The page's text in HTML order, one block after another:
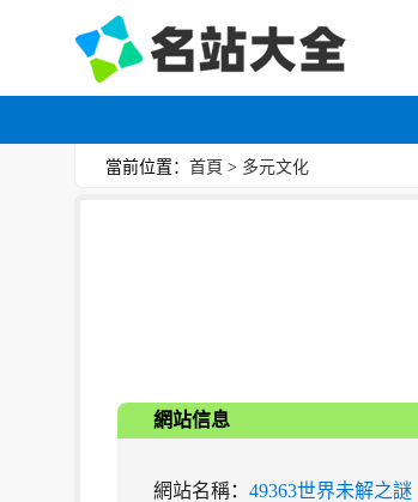
當前位置： 首頁 > 多元文化
網站信息
網站名稱： 49363世界未解之謎